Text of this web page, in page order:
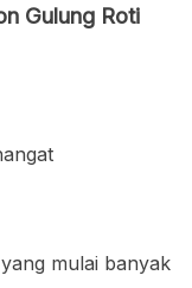
Gulung Roti
mulai banyak